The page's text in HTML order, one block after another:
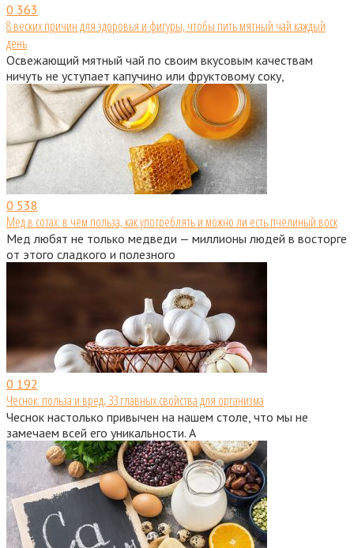
0 363
8 веских причин для здоровья и фигуры, чтобы пить мятный чай каждый
день
Освежающий мятный чай по своим вкусовым качествам
ничуть не уступает капучино или фруктовому соку,
0 538
Мед в сотах: в чем польза, как употреблять и можно ли есть пчелиный воск
Мед любят не только медведи — миллионы людей в восторге
от этого сладкого и полезного
0 192
Чеснок: польза и вред, 33 главных свойства для организма
Чеснок настолько привычен на нашем столе, что мы не
замечаем всей его уникальности. А